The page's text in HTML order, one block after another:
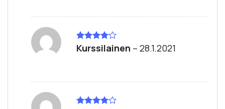
Arvostelu
Kurssilainen – 28.1.2021